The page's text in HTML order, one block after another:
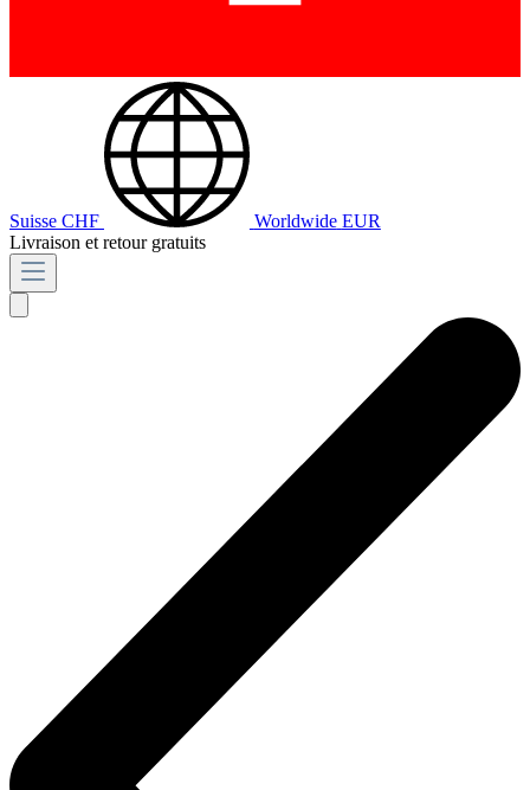
Suisse CHF Worldwide EUR
Livraison et retour gratuits